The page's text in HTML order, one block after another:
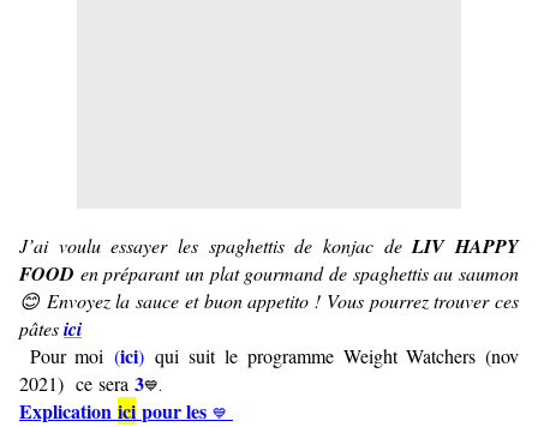
J’ai voulu essayer les spaghettis de konjac deLIV HAPPY
FOOD en préparant un plat gourmand de spaghettis au saumon
😊 Envoyez la sauce et buon appetito ! Vous pourrez trouver ces
pâtesici
Pour moi(ici) qui suit le programme Weight Watchers (nov
2021) ce sera 3💙.
Explication ici pour les 💙